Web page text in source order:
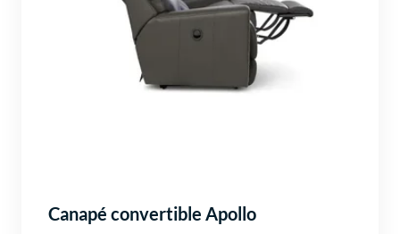
Canapé convertible Apollo